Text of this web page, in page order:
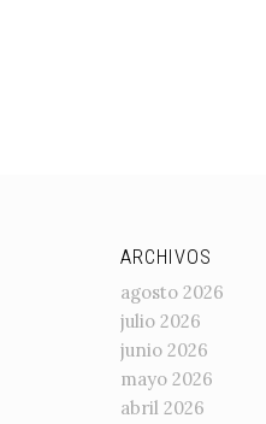
ARCHIVOS
agosto 2026
julio 2026
junio 2026
mayo 2026
abril 2026